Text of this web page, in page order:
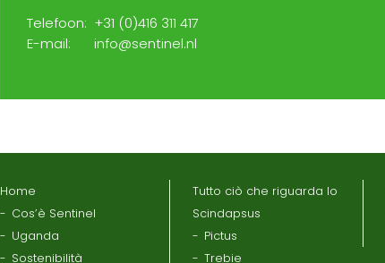
Telefoon: +31 (0)416 311 417
E-mail:
info@sentinel.nl
Home
Cos’è Sentinel
Uganda
Sostenibilità
Tutto ciò che riguarda lo
Scindapsus
Pictus
Trebie